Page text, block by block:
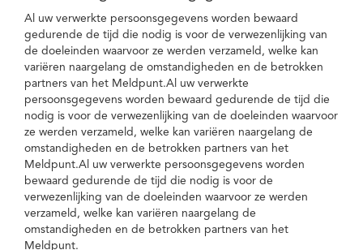
Al uw verwerkte persoonsgegevens worden bewaard
gedurende de tijd die nodig is voor de verwezenlijking van
de doeleinden waarvoor ze werden verzameld, welke kan
variëren naargelang de omstandigheden en de betrokken
partners van het Meldpunt.Al uw verwerkte
persoonsgegevens worden bewaard gedurende de tijd die
nodig is voor de verwezenlijking van de doeleinden waarvoor
ze werden verzameld, welke kan variëren naargelang de
omstandigheden en de betrokken partners van het
Meldpunt.Al uw verwerkte persoonsgegevens worden
bewaard gedurende de tijd die nodig is voor de
verwezenlijking van de doeleinden waarvoor ze werden
verzameld, welke kan variëren naargelang de
omstandigheden en de betrokken partners van het
Meldpunt.